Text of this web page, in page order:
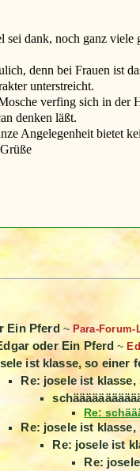
sei dank, noch ganz viele
denn bei Frauen ist
unterstreicht.
verfing sich in der
denken läßt.
Angelegenheit bietet
Ein Pferd ~ Para-Forum-
oder Ein Pferd ~
ist klasse, so einer
Re: josele ist
Re:
Re: josele ist
Re: josele ist
Re: